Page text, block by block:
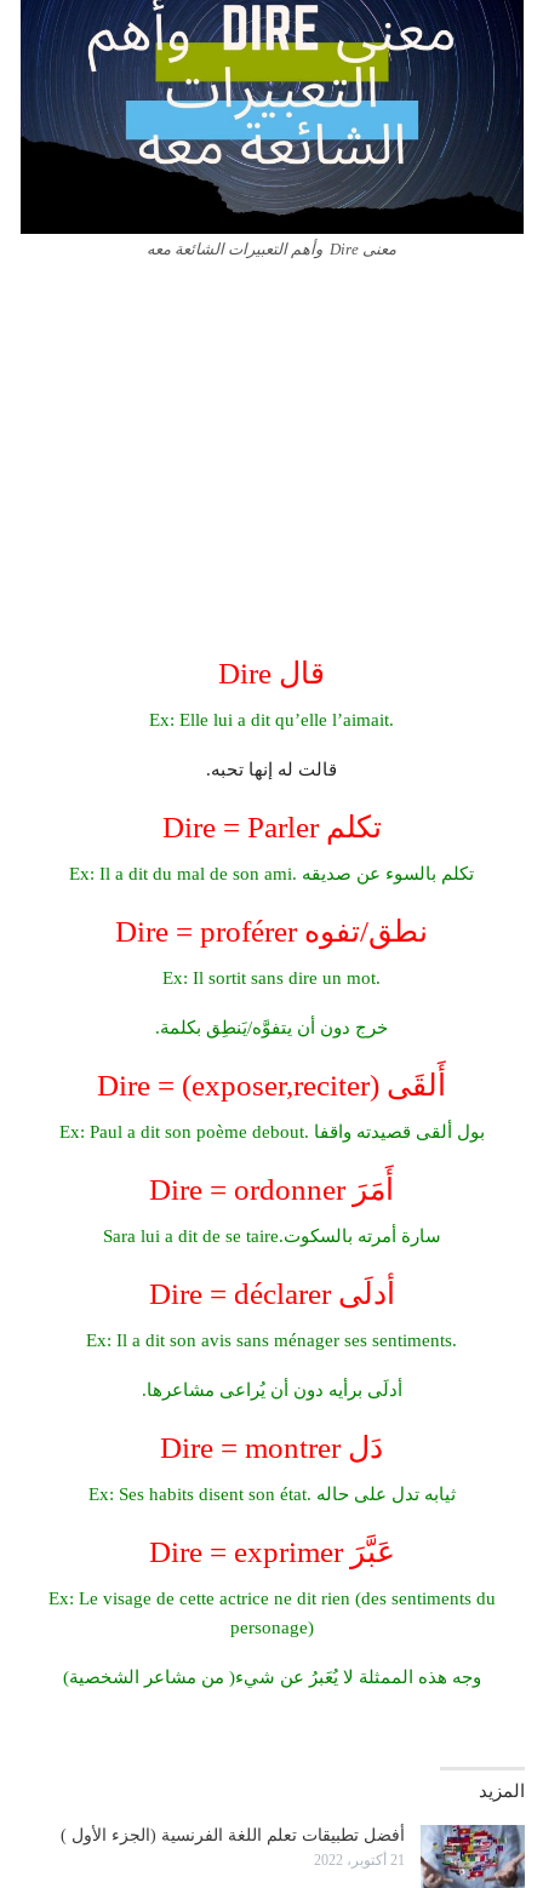
معنى Dire وأهم التعبيرات الشائعة معه
Dire قال
Ex: Elle lui a dit qu’elle l’aimait.
.قالت له إنها تحبه
Dire = Parler تكلم
Ex: Il a dit du mal de son ami. تكلم بالسوء عن صديقه
Dire = proférer نطق/تفوه
Ex: Il sortit sans dire un mot.
خرج دون أن يتفوَّه/يَنطِق بكلمة.
Dire = (exposer,reciter) أَلقَى
Ex: Paul a dit son poème debout. بول ألقى قصيدته واقفا
Dire = ordonner أَمَرَ
Sara lui a dit de se taire.سارة أمرته بالسكوت
Dire = déclarer أدلَى
Ex: Il a dit son avis sans ménager ses sentiments.
أدلَى برأيه دون أن يُراعى مشاعرها.
Dire = montrer دَل
Ex: Ses habits disent son état. ثيابه تدل على حاله
Dire = exprimer عَبَّرَ
Ex: Le visage de cette actrice ne dit rien (des sentiments du
personage)
وجه هذه الممثلة لا يُعَبرُ عن شيء( من مشاعر الشخصية)
المزيد
أفضل تطبيقات تعلم اللغة الفرنسية (الجزء الأول )
21 أكتوبر، 2022